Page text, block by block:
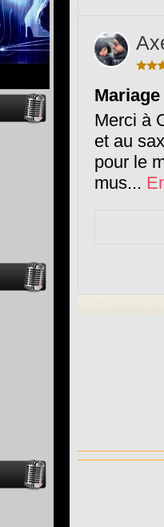
Merci à
et au
pour le
mus...